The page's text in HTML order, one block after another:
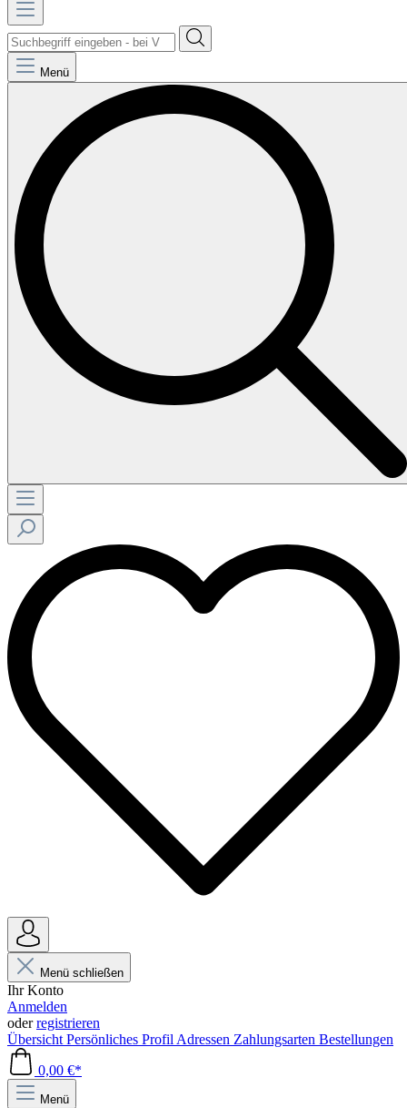
Menü
Menü schließen
Ihr Konto
Anmelden
oderregistrieren
Übersicht Persönliches Profil Adressen Zahlungsarten Bestellungen
0,00 €*
Menü